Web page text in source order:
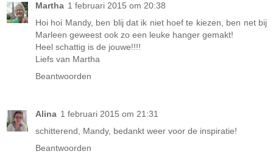
Martha 1 februari 2015 om 20:38
Hoi hoi Mandy, ben blij dat ik niet hoef te kiezen, ben net bij
Marleen geweest ook zo een leuke hanger gemakt!
Heel schattig is de jouwe!!!!
Liefs van Martha
Beantwoorden
Alina 1 februari 2015 om 21:31
schitterend, Mandy, bedankt weer voor de inspiratie!
Beantwoorden